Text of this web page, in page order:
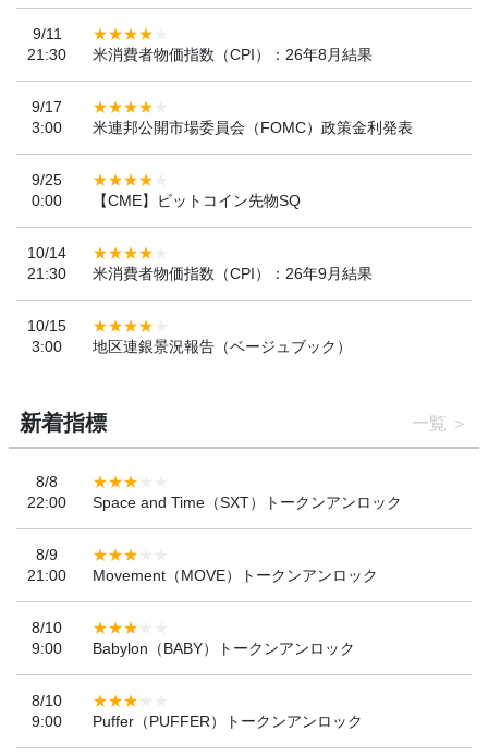
9/11
21:30
米消費者物価指数（CPI）：26年8月結果
9/17
3:00
米連邦公開市場委員会（FOMC）政策金利発表
9/25
0:00
【CME】ビットコイン先物SQ
10/14
21:30
米消費者物価指数（CPI）：26年9月結果
10/15
3:00
地区連銀景況報告（ベージュブック）
新着指標 一覧
8/8
22:00
Space and Time（SXT）トークンアンロック
8/9
21:00
Movement（MOVE）トークンアンロック
8/10
9:00
Babylon（BABY）トークンアンロック
8/10
9:00
Puffer（PUFFER）トークンアンロック